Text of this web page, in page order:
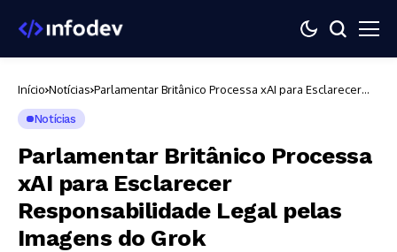
Início Notícias Parlamentar Britânico Processa xAI para Esclarecer
Notícias
Parlamentar Britânico Processa
xAI para Esclarecer
Responsabilidade Legal pelas
Imagens do Grok